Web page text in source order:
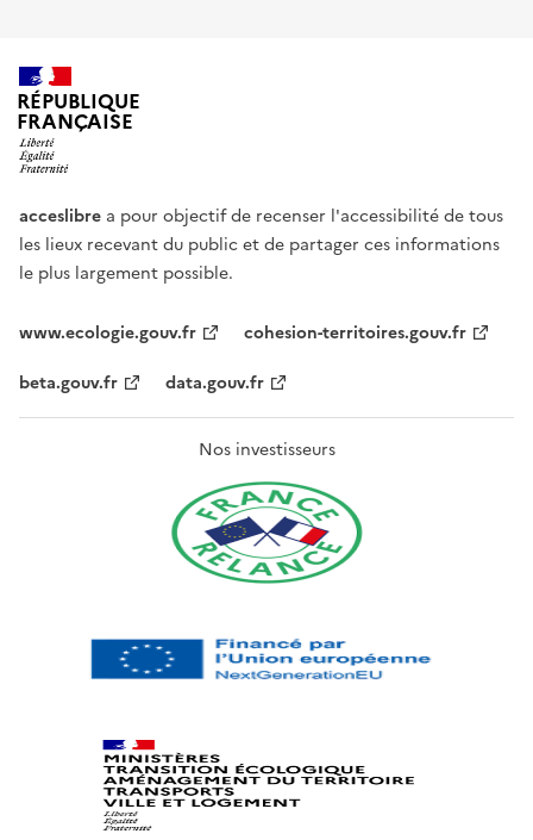
RÉPUBLIQUE
FRANÇAISE
acceslibre a pour objectif de recenser l'accessibilité de tous
les lieux recevant du public et de partager ces informations
le plus largement possible.
www.ecologie.gouv.fr
cohesion-territoires.gouv.fr
beta.gouv.fr
data.gouv.fr
Nos investisseurs